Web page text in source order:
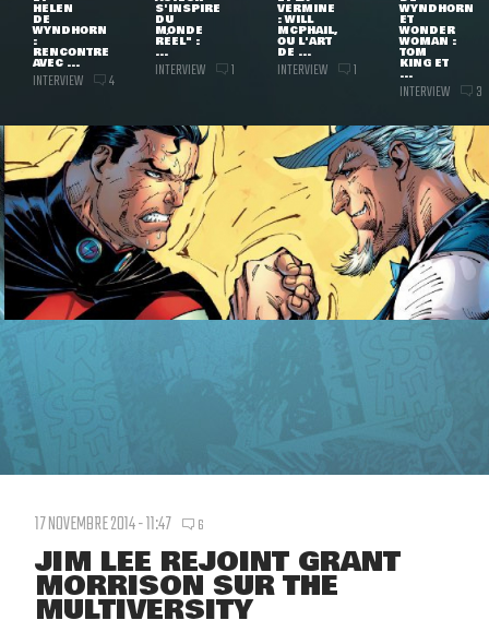
HELEN
DE
WYNDHORN
:
RENCONTRE
AVEC ...
INTERVIEW 4
S'INSPIRE
DU
MONDE
RÉEL" :
...
INTERVIEW 1
VERMINE
: WILL
MCPHAIL,
OU L'ART
DE ...
INTERVIEW 1
WYNDHORN
ET
WONDER
WOMAN :
TOM
KING ET
...
INTERVIEW 3
17 NOVEMBRE 2014 - 11:47 6
JIM LEE REJOINT GRANT
MORRISON SUR THE
MULTIVERSITY